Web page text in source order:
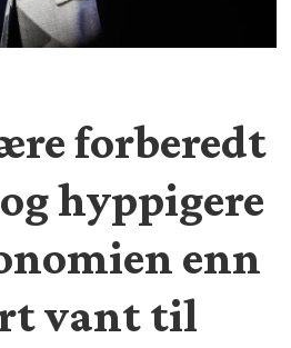
forberedt
hyppigere
enn
vant til